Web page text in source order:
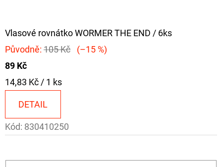
Vlasové rovnátko WORMER THE END / 6ks
Původně: 105 Kč
(–15 %)
89 Kč
Měrná
14,83 Kč / 1 ks
DETAIL
Kód: 830410250